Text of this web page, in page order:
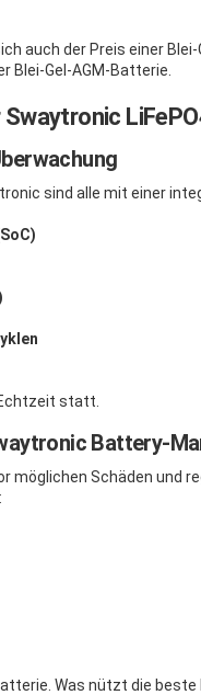
auch der Preis einer
Blei-Gel-AGM-Batterie.
sind alle mit einer
statt.
Battery-
möglichen Schäden und
Was nützt die